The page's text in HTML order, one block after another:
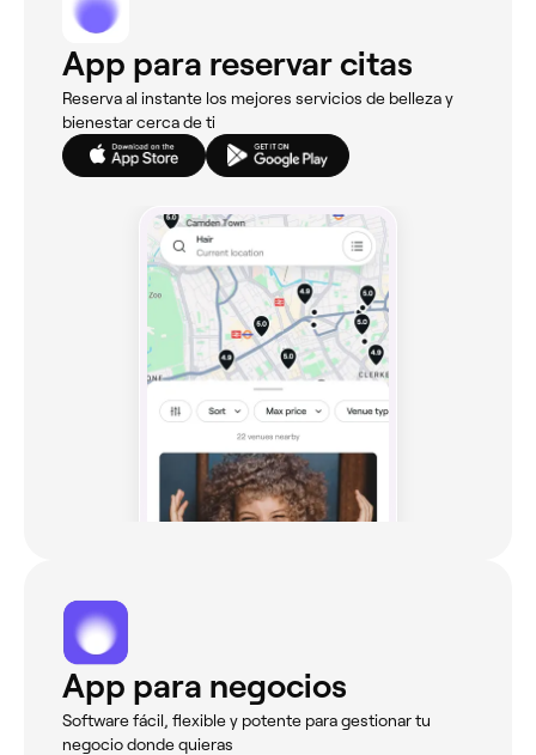
App para reservar citas
Reserva al instante los mejores servicios de belleza y
bienestar cerca de ti
App para negocios
Software fácil, flexible y potente para gestionar tu
negocio donde quieras